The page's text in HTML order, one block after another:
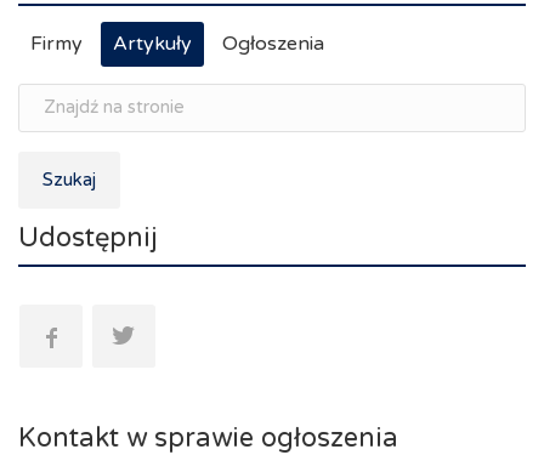
Firmy Artykuły Ogłoszenia
Szukaj
Udostępnij
Kontakt w sprawie ogłoszenia